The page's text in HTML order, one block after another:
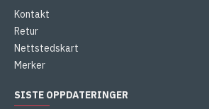
Kontakt
Retur
Nettstedskart
Merker
SISTE OPPDATERINGER